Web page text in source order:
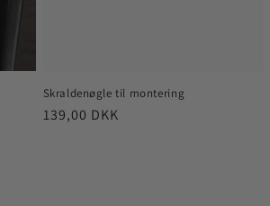
Skraldenøgle til montering
Normalpris
139,00 DKK